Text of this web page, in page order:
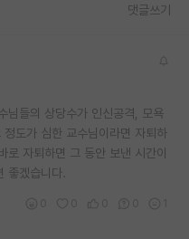
댓글쓰기
님들의 상당수가 인신공격, 모욕
도가 심한 교수님이라면 자퇴하
자퇴하면 그 동안 보낸 시간이
겠습니다.